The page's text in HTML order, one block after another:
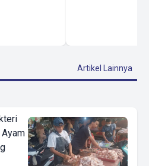
Artikel Lainnya